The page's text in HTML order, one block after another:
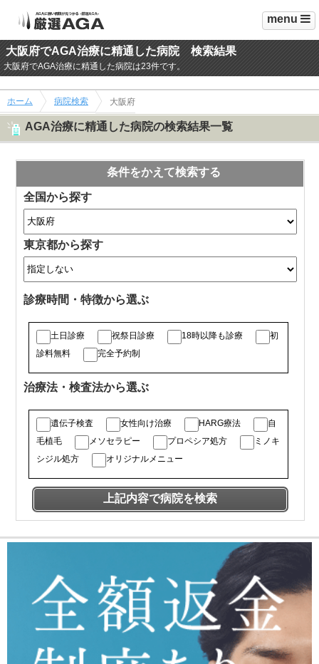
menu
大阪府でAGA治療に精通した病院 検索結果
大阪府でAGA治療に精通した病院は23件です。
ホーム 病院検索 大阪府
AGA治療に精通した病院の検索結果一覧
条件をかえて検索する
全国から探す
東京都から探す
診療時間・特徴から選ぶ
土日診療 祝祭日診療 18時以降も診療
初
診料無料
完全予約制
治療法・検査法から選ぶ
遺伝子検査 女性向け治療 HARG療法
自
毛植毛
メソセラピー プロペシア処方
ミノキ
シジル処方
オリジナルメニュー